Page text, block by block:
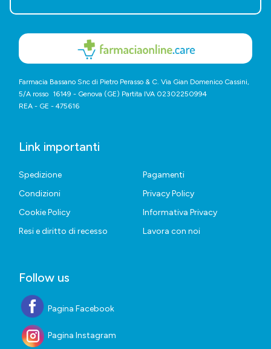
Farmacia Bassano Snc di Pietro Perasso & C. Via Gian Domenico Cassini,
5/A rosso 16149 - Genova (GE) Partita IVA 02302250994
REA - GE - 475616
Link importanti
Spedizione
Pagamenti
Condizioni
Privacy Policy
Cookie Policy
Informativa Privacy
Resi e diritto di recesso
Lavora con noi
Follow us
Pagina Facebook
Pagina Instagram